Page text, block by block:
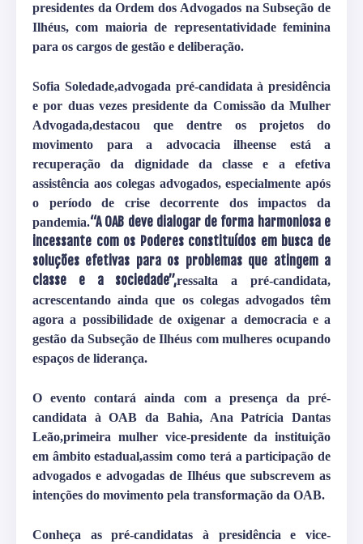
presidentes da Ordem dos Advogados na Subseção de
Ilhéus, com maioria de representatividade feminina
para os cargos de gestão e deliberação.
Sofia Soledade,advogada pré-candidata à presidência
e por duas vezes presidente da Comissão da Mulher
Advogada,destacou que dentre os projetos do
movimento para a advocacia ilheense está a
recuperação da dignidade da classe e a efetiva
assistência aos colegas advogados, especialmente após
o período de crise decorrente dos impactos da
pandemia.“A OAB deve dialogar de forma harmoniosa e
incessante com os Poderes constituídos em busca de
soluções efetivas para os problemas que atingem a
classe e a sociedade”,ressalta a pré-candidata,
acrescentando ainda que os colegas advogados têm
agora a possibilidade de oxigenar a democracia e a
gestão da Subseção de Ilhéus com mulheres ocupando
espaços de liderança.
O evento contará ainda com a presença da pré-
candidata à OAB da Bahia, Ana Patrícia Dantas
Leão,primeira mulher vice-presidente da instituição
em âmbito estadual,assim como terá a participação de
advogados e advogadas de Ilhéus que subscrevem as
intenções do movimento pela transformação da OAB.
Conheça as pré-candidatas à presidência e vice-